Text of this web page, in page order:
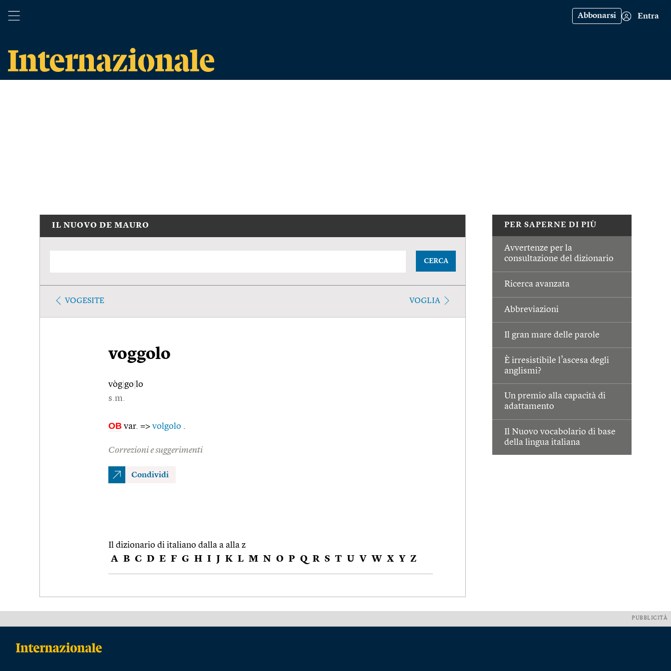
Abbonarsi Entra
PER SAPERNE DI PIÙ
Avvertenze per la
consultazione del dizionario
Ricerca avanzata
Abbreviazioni
Il gran mare delle parole
È irresistibile l’ascesa degli
anglismi?
Un premio alla capacità di
adattamento
Il Nuovo vocabolario di base
della lingua italiana
IL NUOVO DE MAURO
CERCA
VOGESITE VOGLIA
voggolo
vòg go lo
s.m.
OB var. => volgolo .
Correzioni e suggerimenti
Condividi
Il dizionario di italiano dalla a alla z
A B C D E F G H I J K L M N O P Q R S T U V W X Y Z
PUBBLICITÀ